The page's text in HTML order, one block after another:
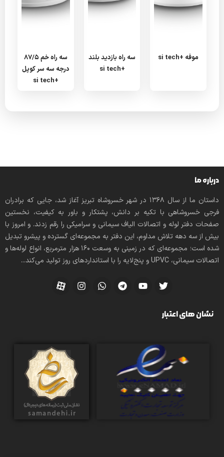
موفه +si tech
سه راه بازدید بلند
+si tech
سه راه خم 87/5
درجه سه سر کوپل
+si tech
درباره ما
داستان ما از سال ۱۳۶۸ در شهر خسروشاه تبریز آغاز شد، جایی که برادران
فرجی خسروشاهی با تکیه بر دانش، پشتکار و باور به کیفیت، نخستین
صفحات دفتر لوله و اتصالات الیاف سیمانی و سرامیکی را رقم زدند. و امروز با
بیش از سه دهه تلاش مداوم، این دفتر به مجموعه‌ای گسترده و پیشرو تبدیل
شده است؛ مجموعه‌ای که در زمینی به وسعت 160 هزار مترمربع، انواع لوله‌ها و
اتصالات سیمانی، UPVC و پنج‌لایه را با استانداردهای روز تولید می‌کند...
نشان های اعتبار